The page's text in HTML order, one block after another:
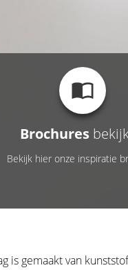
Brochures
Bekijk hier onze inspiratie
is gemaakt van